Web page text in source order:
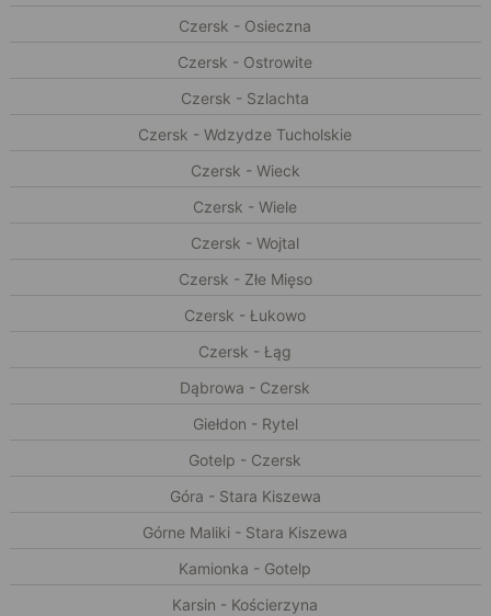
Czersk - Osieczna
Czersk - Ostrowite
Czersk - Szlachta
Czersk - Wdzydze Tucholskie
Czersk - Wieck
Czersk - Wiele
Czersk - Wojtal
Czersk - Złe Mięso
Czersk - Łukowo
Czersk - Łąg
Dąbrowa - Czersk
Giełdon - Rytel
Gotelp - Czersk
Góra - Stara Kiszewa
Górne Maliki - Stara Kiszewa
Kamionka - Gotelp
Karsin - Kościerzyna